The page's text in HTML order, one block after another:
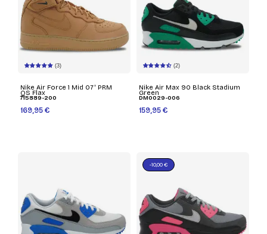
(3)
Nike Air Force 1 Mid 07' PRM
QS Flax
715889-200
169,95 €
(2)
Nike Air Max 90 Black Stadium
Green
DM0029-006
159,95 €
-10,00 €